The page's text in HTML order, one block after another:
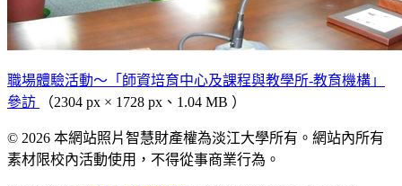
職場體驗活動～「師資培育中心及課程與教學所-教育機構」
參訪
（2304 px × 1728 px、1.04 MB ）
© 2026 本網站照片智慧財產權為淡江大學所有。網站內所有
素材限校內活動使用，不得從事商業行為。